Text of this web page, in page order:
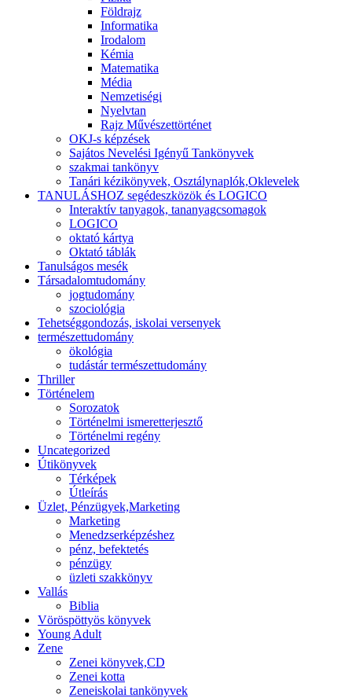
Földrajz
Informatika
Irodalom
Kémia
Matematika
Média
Nemzetiségi
Nyelvtan
Rajz Művészettörténet
OKJ-s képzések
Sajátos Nevelési Igényű Tankönyvek
szakmai tankönyv
Tanári kézikönyvek, Osztálynaplók,Oklevelek
TANULÁSHOZ segédeszközök és LOGICO
Interaktív tanyagok, tananyagcsomagok
LOGICO
oktató kártya
Oktató táblák
Tanulságos mesék
Társadalomtudomány
jogtudomány
szociológia
Tehetséggondozás, iskolai versenyek
természettudomány
ökológia
tudástár természettudomány
Thriller
Történelem
Sorozatok
Történelmi ismeretterjesztő
Történelmi regény
Uncategorized
Útikönyvek
Térképek
Útleírás
Üzlet, Pénzügyek,Marketing
Marketing
Menedzserképzéshez
pénz, befektetés
pénzügy
üzleti szakkönyv
Vallás
Biblia
Vöröspöttyös könyvek
Young Adult
Zene
Zenei könyvek,CD
Zenei kotta
Zeneiskolai tankönyvek